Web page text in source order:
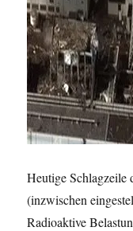
Heutige Schlagzeile
(inzwischen
Radioaktive